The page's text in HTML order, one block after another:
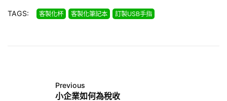
TAGS: 客製化杯 客製化筆記本 訂製USB手指
Previous
小企業如何為稅收